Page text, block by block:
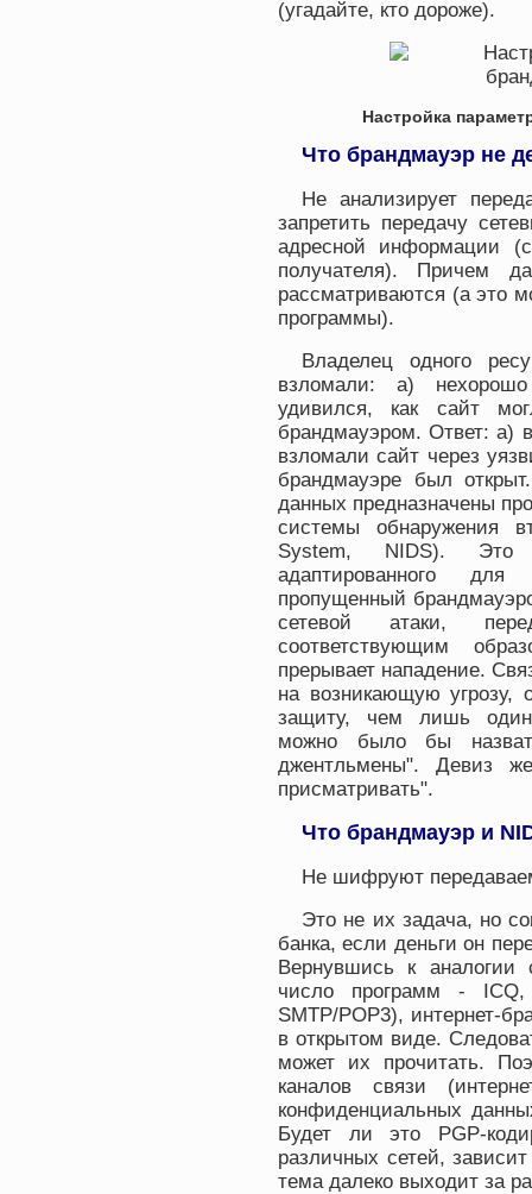
(угадайте, кто дороже).
Настройка
Что брандмауэр не
Не анализирует
запретить передачу
адресной информации
получателя). Причем
рассматриваются (а это
программы).
Владелец одного
взломали: а)
удивился, как сайт
брандмауэром. Ответ: а)
взломали сайт через
брандмауэре был
данных предназначены
системы обнаружения
System, NIDS). Это
адаптированного для
пропущенный
сетевой атаки,
соответствующим
прерывает нападение.
на возникающую угрозу,
защиту, чем лишь один
можно было бы
джентльмены". Девиз
присматривать".
Что брандмауэр и
Не шифруют
Это не их задача, но
банка, если деньги он
Вернувшись к аналогии
число программ - ICQ,
SMTP/POP3), интернет-
в открытом виде.
может их прочитать.
каналов связи
конфиденциальных
Будет ли это PGP-
различных сетей,
тема далеко выходит за